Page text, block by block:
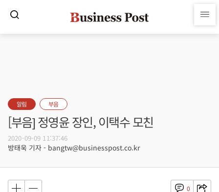
알림 부음
[부음] 정영윤 장인, 이택수 모친
2020-09-09 11:37:46
방태욱 기자 - bangtw@businesspost.co.kr
0